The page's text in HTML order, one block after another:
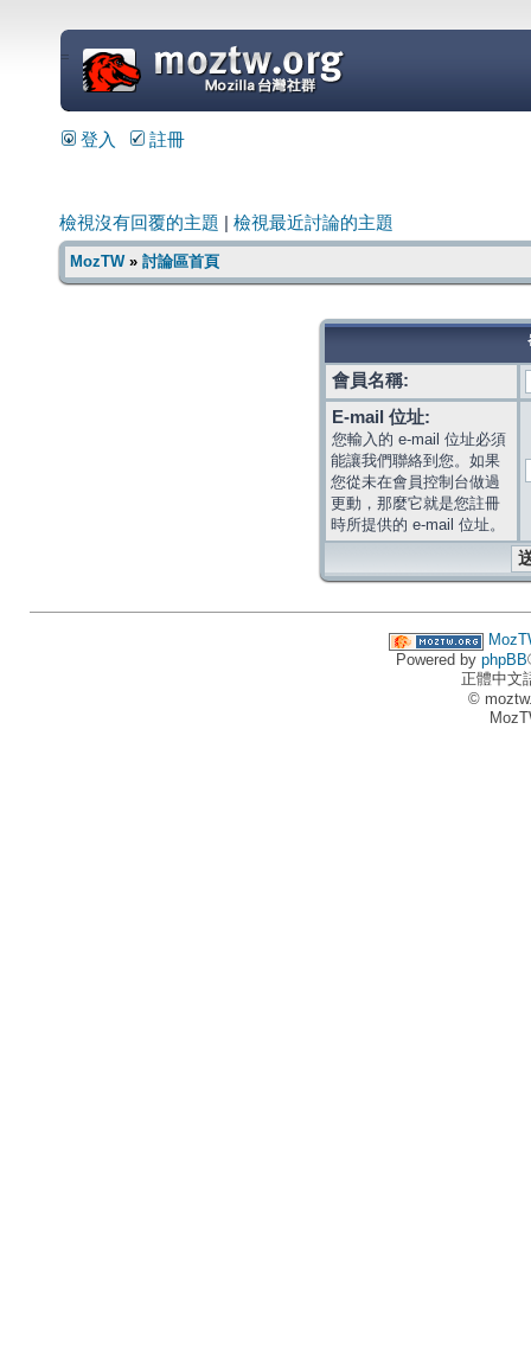
=
登入 註冊
檢視沒有回覆的主題 檢視最近討論的主題
MozTW» 討論區首頁
會員名稱:
E-mail 位址:
您輸入的 e-mail 位址必須
能讓我們聯絡到您。如果
您從未在會員控制台做過
更動，那麼它就是您註冊
時所提供的 e-mail 位址。
Powered by phpBB
正體中文
©